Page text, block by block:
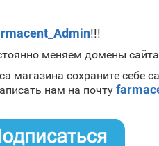
!!!
меняем домены
магазина сохраните себе
нам на почту
,нандролона деканоата и
используют для набора
склонность к увеличению
Следует помнить, что